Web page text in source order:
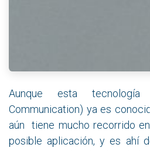
Aunque esta
Communication) ya es
aún tiene mucho recorrido
posible aplicación, y es ahí